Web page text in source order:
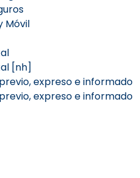
Móvil
[nh]
expreso e informado
expreso e informado